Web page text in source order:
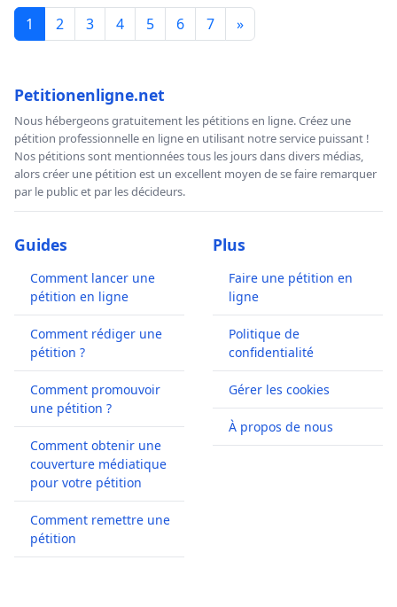
1 2 3 4 5 6 7 »
Petitionenligne.net
Nous hébergeons gratuitement les pétitions en ligne. Créez une
pétition professionnelle en ligne en utilisant notre service puissant !
Nos pétitions sont mentionnées tous les jours dans divers médias,
alors créer une pétition est un excellent moyen de se faire remarquer
par le public et par les décideurs.
Guides
Comment lancer une
pétition en ligne
Comment rédiger une
pétition ?
Comment promouvoir
une pétition ?
Comment obtenir une
couverture médiatique
pour votre pétition
Comment remettre une
pétition
Plus
Faire une pétition en
ligne
Politique de
confidentialité
Gérer les cookies
À propos de nous